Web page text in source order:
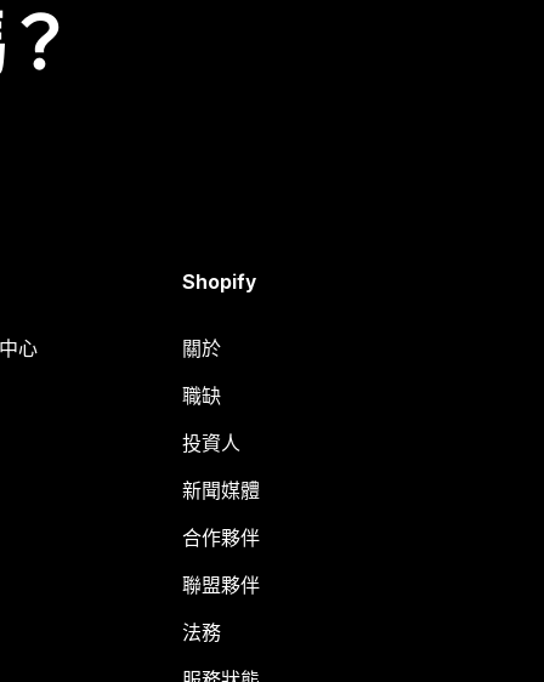
心
Shopify
關於
職缺
投資人
新聞媒體
合作夥伴
聯盟夥伴
法務